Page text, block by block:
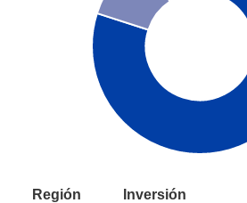
Región Inversión